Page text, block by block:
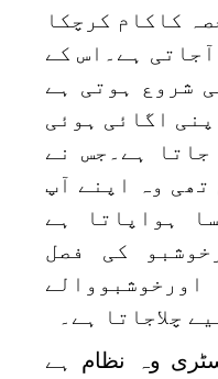
کاکام کرچکا
ہے۔اس کے
شروع ہوتی ہے
اگائی ہوئی
ہے۔جس نے
تھی وہ اپنے آپ
ہواپاتا ہے
کی فصل
چلاجاتا ہے۔
وہ نظام ہے